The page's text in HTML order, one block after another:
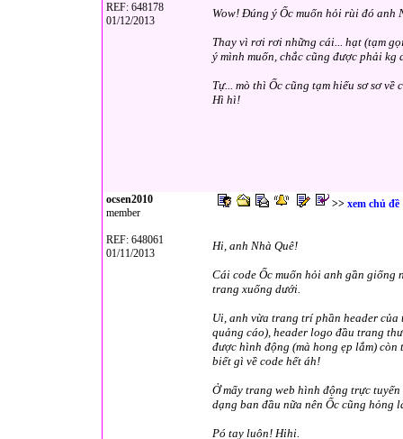
REF: 648178
01/12/2013
Wow! Đúng ý Ốc muốn hỏi rùi đó anh
Thay vì rơi rơi những cái... hạt (tạm
ý mình muốn, chắc cũng được phải kg
Tự... mò thì Ốc cũng tạm hiểu sơ sơ
Hì hì!
ocsen2010
member
REF: 648061
01/11/2013
>> xem chủ đề
Hi, anh Nhà Quê!
Cái code Ốc muốn hỏi anh gần giống
trang xuống dưới.
Ui, anh vừa trang trí phần header của
quảng cáo), header logo đầu trang
được hình động (mà hong ẹp lắm)
biết gì về code hết áh!
Ở mấy trang web hình động trực
dạng ban đầu nữa nên Ốc cũng hỏng
Pó tay luôn! Hihi.